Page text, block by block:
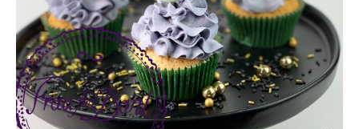
h
: